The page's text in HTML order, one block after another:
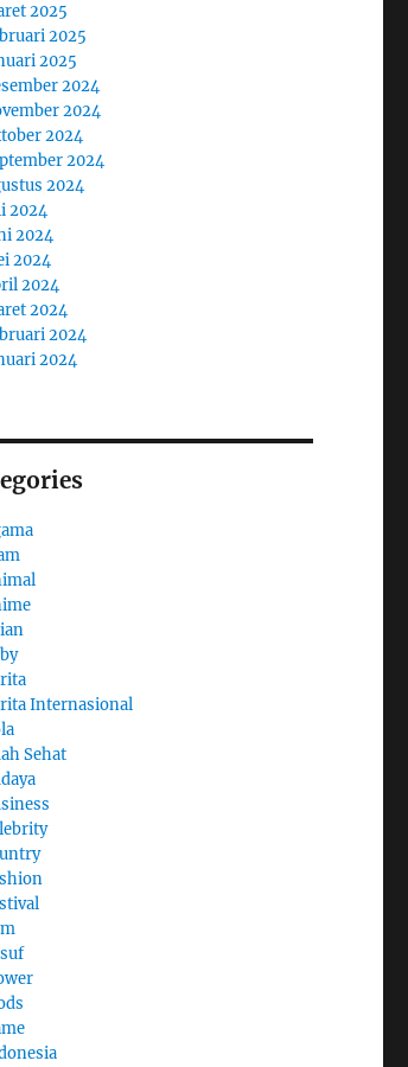
2025
2025
2025
2024
2024
2024
2024
2024
2024
2024
2024
2024
2024
2024
2024
Internasional
Sehat